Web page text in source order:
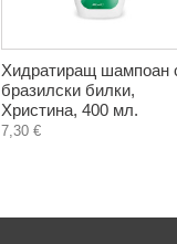
Хидратиращ шампоан
бразилски билки,
Христина, 400 мл.
7,30 €